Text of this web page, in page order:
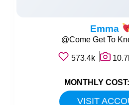
Emma
@Come Get To
573.4k
VISIT
MONTHLY COST: